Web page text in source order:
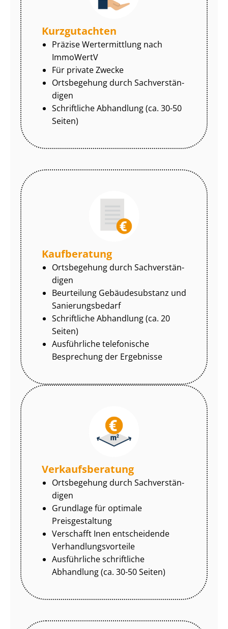
Kurzgutachten
Präzise Wertermittlung nach
ImmoWertV
Für private Zwecke
Ortsbegehung durch Sach­ver­stän­
di­gen
Schriftliche Abhandlung (ca. 30-50
Seiten)
Kaufberatung
Ortsbegehung durch Sach­ver­stän­
di­gen
Beurteilung Gebäudesubstanz und
Sa­nie­rungs­be­darf
Schriftliche Abhandlung (ca. 20
Seiten)
Ausführliche telefonische
Besprechung der Ergebnisse
Ver­kaufs­be­ra­tung
Ortsbegehung durch Sach­ver­stän­
di­gen
Grundlage für optimale
Preisgestaltung
Verschafft Inen entscheidende
Ver­hand­lungs­vor­tei­le
Ausführliche schriftliche
Abhandlung (ca. 30-50 Seiten)